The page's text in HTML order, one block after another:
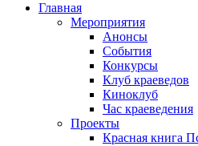
Главная
Мероприятия
Анонсы
События
Конкурсы
Клуб краеведов
Киноклуб
Час краеведения
Проекты
Красная книга